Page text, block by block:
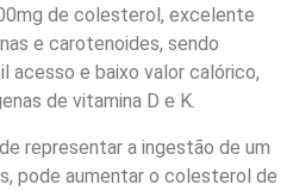
de colesterol, excelente
e carotenoides, sendo
acesso e baixo valor calórico,
de vitamina D e K.
representar a ingestão de um
pode aumentar o colesterol de